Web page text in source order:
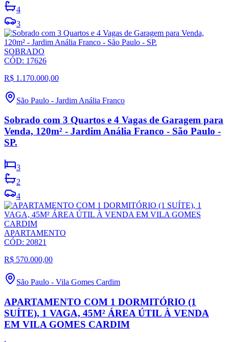
4
3
SOBRADO
CÓD: 17626
R$ 1.170.000,00
São Paulo - Jardim Anália Franco
Sobrado com 3 Quartos e 4 Vagas de Garagem para
Venda, 120m² - Jardim Anália Franco - São Paulo -
SP.
3
2
4
APARTAMENTO
CÓD: 20821
R$ 570.000,00
São Paulo - Vila Gomes Cardim
APARTAMENTO COM 1 DORMITÓRIO (1
SUÍTE), 1 VAGA, 45M² ÁREA ÚTIL À VENDA
EM VILA GOMES CARDIM